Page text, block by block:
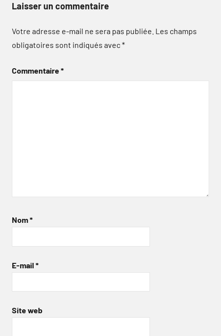
Laisser un commentaire
Votre adresse e-mail ne sera pas publiée. Les champs
obligatoires sont indiqués avec*
Commentaire*
Nom*
E-mail *
Site web